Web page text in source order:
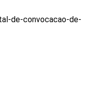
de-convocacao-de-